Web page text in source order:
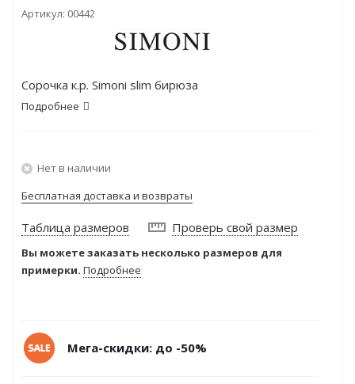
Артикул: 00442
Сорочка к.р. Simoni slim бирюза
Подробнее
Нет в наличии
Бесплатная доставка и возвраты
Таблица размеров Проверь свой размер
Вы можете заказать несколько размеров для
примерки. Подробнее
Мега-скидки: до -50%